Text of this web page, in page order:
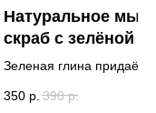
Натуральное
скраб с зелёной
МЕЛИССА
Зеленая глина придаёт
бархатистость,
350 р. 390 р.